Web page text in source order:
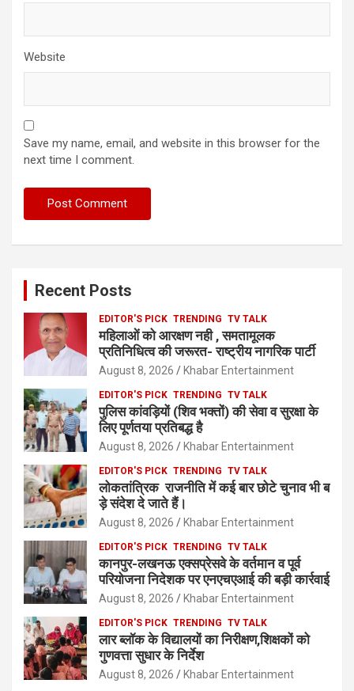
Website
Save my name, email, and website in this browser for the
next time I comment.
Recent Posts
EDITOR'S PICK TRENDING TV TALK
महिलाओं को आरक्षण नही , समतामूलक
प्रतिनिधित्व की जरूरत- राष्ट्रीय नागरिक पार्टी
August 8, 2026 Khabar Entertainment
EDITOR'S PICK TRENDING TV TALK
पुलिस कांवड़ियों (शिव भक्तों) की सेवा व सुरक्षा के
लिए पूर्णतया प्रतिबद्ध है
August 8, 2026 Khabar Entertainment
EDITOR'S PICK TRENDING TV TALK
लोकतांत्रिक राजनीति में कई बार छोटे चुनाव भी ब
ड़े संदेश दे जाते हैं।
August 8, 2026 Khabar Entertainment
EDITOR'S PICK TRENDING TV TALK
कानपुर-लखनऊ एक्सप्रेसवे के वर्तमान व पूर्व
परियोजना निदेशक पर एनएचएआई की बड़ी कार्रवाई
August 8, 2026 Khabar Entertainment
EDITOR'S PICK TRENDING TV TALK
लार ब्लॉक के विद्यालयों का निरीक्षण,शिक्षकों को
गुणवत्ता सुधार के निर्देश
August 8, 2026 Khabar Entertainment